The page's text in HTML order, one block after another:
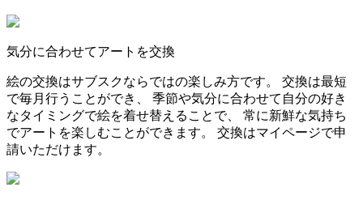
気分に合わせてアートを交換
絵の交換はサブスクならではの楽しみ方です。 交換は最短
で毎月行うことができ、 季節や気分に合わせて自分の好き
なタイミングで絵を着せ替えることで、 常に新鮮な気持ち
でアートを楽しむことができます。 交換はマイページで申
請いただけます。